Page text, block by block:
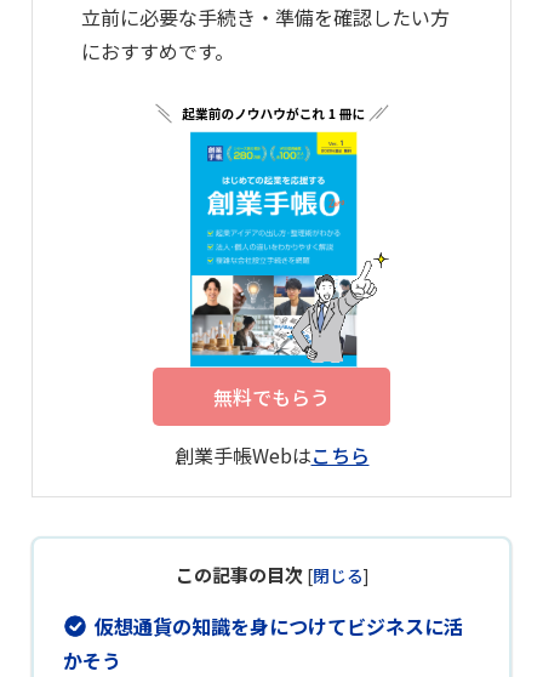
立前に必要な手続き・準備を確認したい方
におすすめです。
無料でもらう
創業手帳Webはこちら
この記事の目次 [閉じる]
仮想通貨の知識を身につけてビジネスに活
かそう